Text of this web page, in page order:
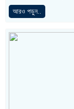
আরও পড়ুন..